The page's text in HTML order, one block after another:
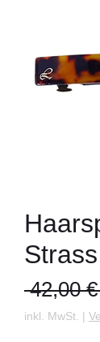
Strass
42,00
inkl. MwSt. |